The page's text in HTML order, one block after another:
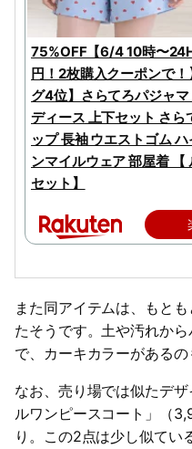
75%OFF【6/4 10時〜
円！2枚購入クーポンで
グ4位】さらてろパジャ
ディース 上下セット さら
ップ 長袖 ウエストゴム
ンマイルウェア 部屋着 【
セット】
また同アイテムは、もと
たそうです。土や汚れか
で、カーキカラーがあるの
なお、売り場では似たデ
ルワンピースコート」（
り。この2点は少し似て